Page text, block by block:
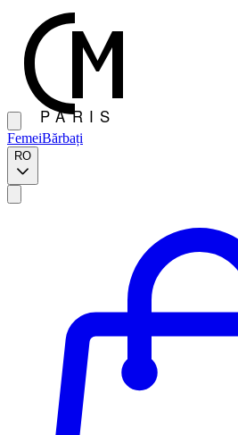
FemeiBărbați
RO